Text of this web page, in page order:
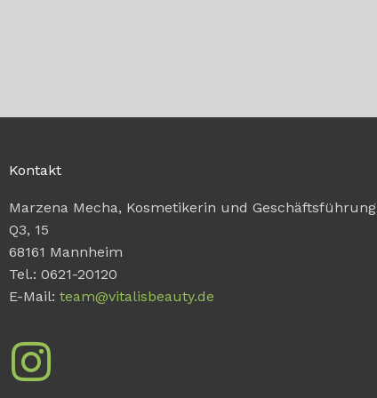
Kontakt
Marzena Mecha, Kosmetikerin und Geschäftsführung
Q3, 15
68161 Mannheim
Tel.: 0621-20120
E-Mail: team@vitalisbeauty.de